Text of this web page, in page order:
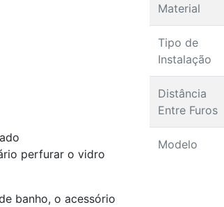
perfurar o vidro
banho, o acessório
Material
Tipo de
Instalação
Distância
Entre Furos
Modelo